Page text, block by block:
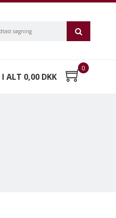
I ALT 0,00 DKK
0